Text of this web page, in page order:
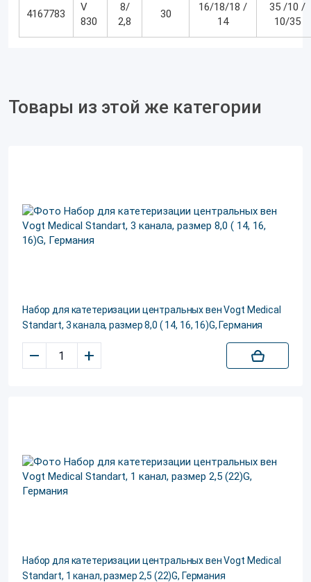
4167783
V
830
8/
2,8
30
16/18/18 /
14
35 /10 /
10/35
Товары из этой же категории
Набор для катетеризации центральных вен Vogt Medical
Standart, 3 канала, размер 8,0 ( 14, 16, 16)G, Германия
– +
Набор для катетеризации центральных вен Vogt Medical
Standart, 1 канал, размер 2,5 (22)G, Германия